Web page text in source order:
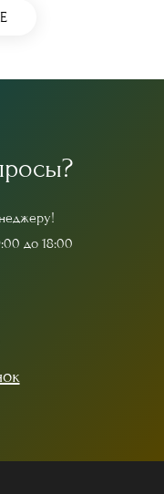
росы?
неджеру!
:00 до 18:00